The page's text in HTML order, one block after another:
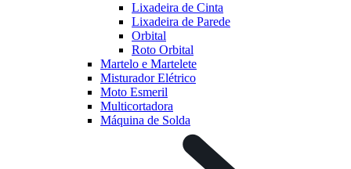
Lixadeira de Cinta
Lixadeira de Parede
Orbital
Roto Orbital
Martelo e Martelete
Misturador Elétrico
Moto Esmeril
Multicortadora
Máquina de Solda